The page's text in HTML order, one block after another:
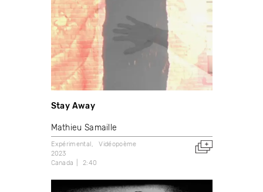
Stay Away
Mathieu Samaille
Expérimental
Vidéopoème
2023
Canada
2:40